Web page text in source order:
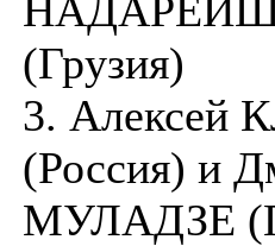
(Грузия)
3.
(Россия) и
МУЛАДЗЕ